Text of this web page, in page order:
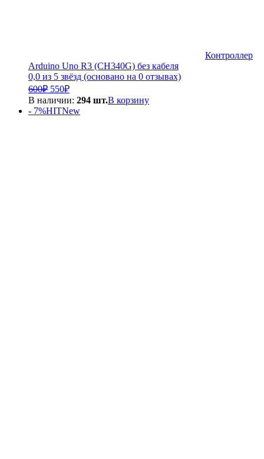
Контроллер
Arduino Uno R3 (CH340G) без кабеля
0,0 из 5 звёзд (основано на 0 отзывах)
600₽ Первоначальная
цена
составляла
550₽Текущая
цена:
550₽.
В наличии: 294 шт.В корзину
- 7%HITNew